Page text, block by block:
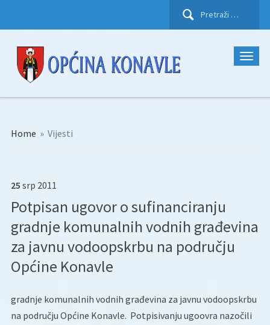
Pretraži:
Home » Vijesti
25 srp 2011
Potpisan ugovor o sufinanciranju
gradnje komunalnih vodnih građevina
za javnu vodoopskrbu na području
Općine Konavle
gradnje komunalnih vodnih građevina za javnu vodoopskrbu
na području Općine Konavle. Potpisivanju ugoovra nazočili